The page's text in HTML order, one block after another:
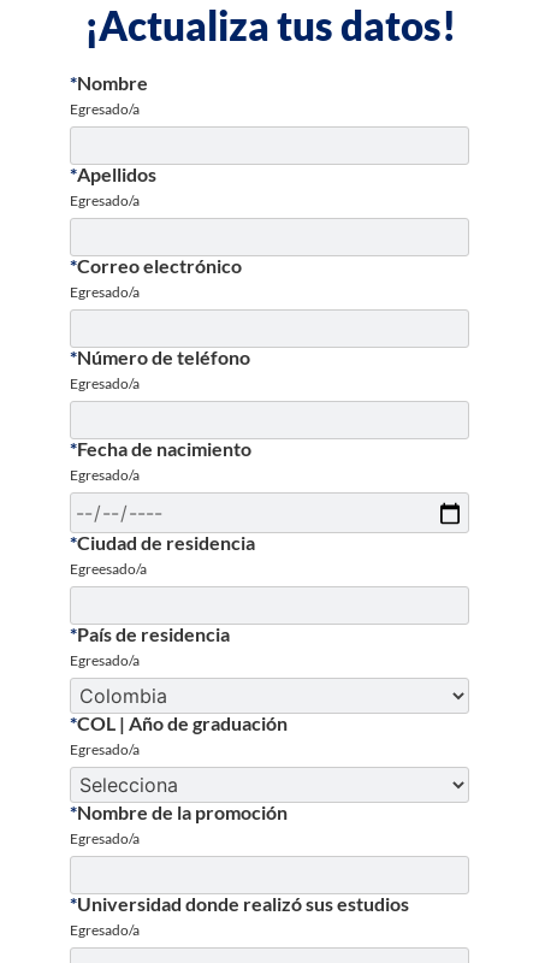
¡Actualiza tus datos!
Nombre
*
Egresado/a
Apellidos
*
Egresado/a
Correo electrónico
*
Egresado/a
Número de teléfono
*
Egresado/a
Fecha de nacimiento
*
Egresado/a
Ciudad de residencia
*
Egreesado/a
País de residencia
*
Egresado/a
COL | Año de graduación
*
Egresado/a
Nombre de la promoción
*
Egresado/a
Universidad donde realizó sus estudios
*
Egresado/a